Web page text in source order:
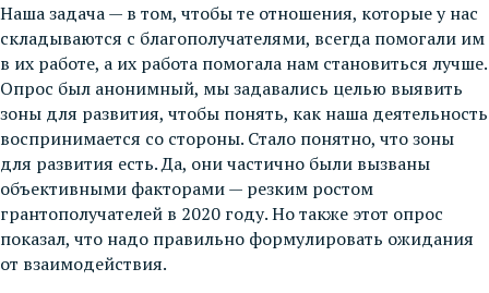
Наша задача — в том, чтобы те отношения, которые у нас
складываются с благополучателями, всегда помогали им
в их работе, а их работа помогала нам становиться лучше.
Опрос был анонимный, мы задавались целью выявить
зоны для развития, чтобы понять, как наша деятельность
воспринимается со стороны. Стало понятно, что зоны
для развития есть. Да, они частично были вызваны
объективными факторами — резким ростом
грантополучателей в 2020 году. Но также этот опрос
показал, что надо правильно формулировать ожидания
от взаимодействия.